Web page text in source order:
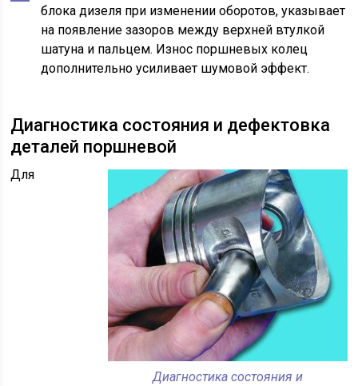
блока дизеля при изменении оборотов, указывает
на появление зазоров между верхней втулкой
шатуна и пальцем. Износ поршневых колец
дополнительно усиливает шумовой эффект.
Диагностика состояния и дефектовка
деталей поршневой
Диагностика состояния и
Для